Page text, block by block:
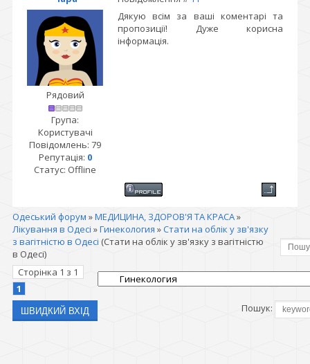
Рядовий
Група:
Користувачі
Повідомлень: 79
Репутація: 0
Статус: Offline
Дякую всім за ваші коментарі та
пропозиції! Дуже корисна
інформація.
Одеський форум »МЕДИЦИНА, ЗДОРОВ'Я ТА КРАСА»
Лікування в Одесі »Гинекология »Стати на облік у зв'язку
з вагітністю в Одесі (Стати на облік у зв'язку з вагітністю
в Одесі)
Сторінка 1 з 1
1
Пошук: